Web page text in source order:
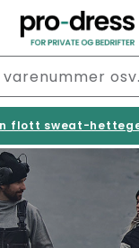
flott sweat-